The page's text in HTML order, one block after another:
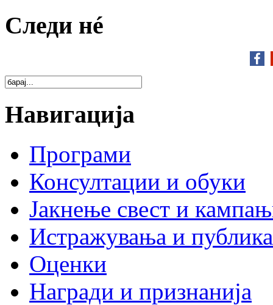
Следи нé
Навигација
Програми
Консултации и обуки
Јакнење свест и
Истражувања и
Оценки
Награди и признанија